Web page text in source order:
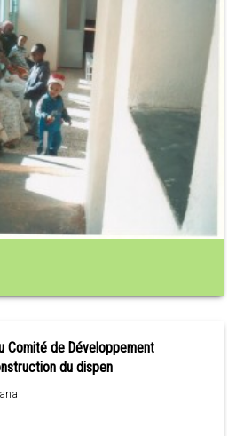
Comité de Développement
du dispen